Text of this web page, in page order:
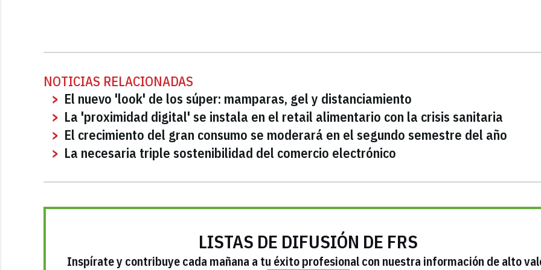
NOTICIAS RELACIONADAS
El nuevo 'look' de los súper: mamparas, gel y distanciamiento
La 'proximidad digital' se instala en el retail alimentario con la crisis sanitaria
El crecimiento del gran consumo se moderará en el segundo semestre del año
La necesaria triple sostenibilidad del comercio electrónico
LISTAS DE DIFUSIÓN DE FRS
Inspírate y contribuye cada mañana a tu éxito profesional con nuestra información de alto